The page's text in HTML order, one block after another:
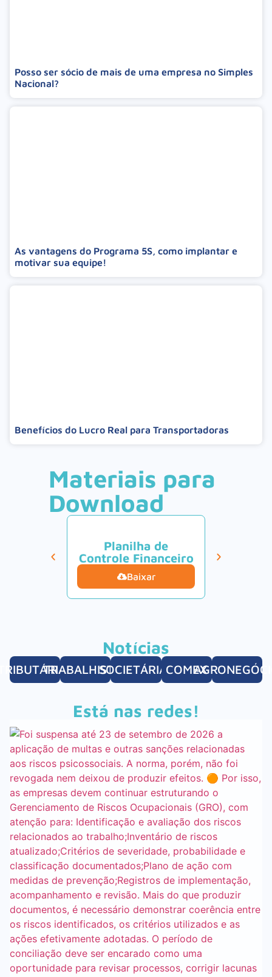
Posso ser sócio de mais de uma empresa no Simples
Nacional?
As vantagens do Programa 5S, como implantar e
motivar sua equipe!
Benefícios do Lucro Real para Transportadoras
Materiais para
Download
Planilha de
Controle Financeiro
Baixar
Notícias
TRABALHISTASSOCIETÁRIASCOMEX
Está nas redes!